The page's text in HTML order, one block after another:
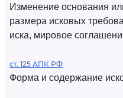
Изменение основания
размера исковых
иска, мировое
ст. 125 АПК РФ
Форма и содержание